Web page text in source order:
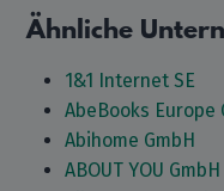
Ähnliche
1&1 Internet SE
AbeBooks Europe
Abihome GmbH
ABOUT YOU GmbH